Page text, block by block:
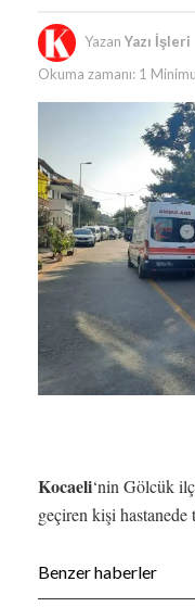
Yazan Yazı İşleri
Okuma zamanı: 1
Kocaeli‘nin Gölcük
geçiren kişi hastanede
Benzer haberler